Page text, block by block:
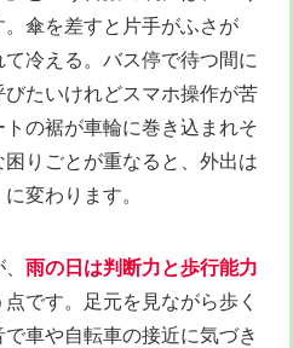
傘を差すと片手がふさが
冷える。バス停で待つ間に
たいけれどスマホ操作が苦
の裾が車輪に巻き込まれそ
りごとが重なると、外出は
変わります。
雨の日は判断力と歩行能力
点です。足元を見ながら歩く
車や自転車の接近に気づき